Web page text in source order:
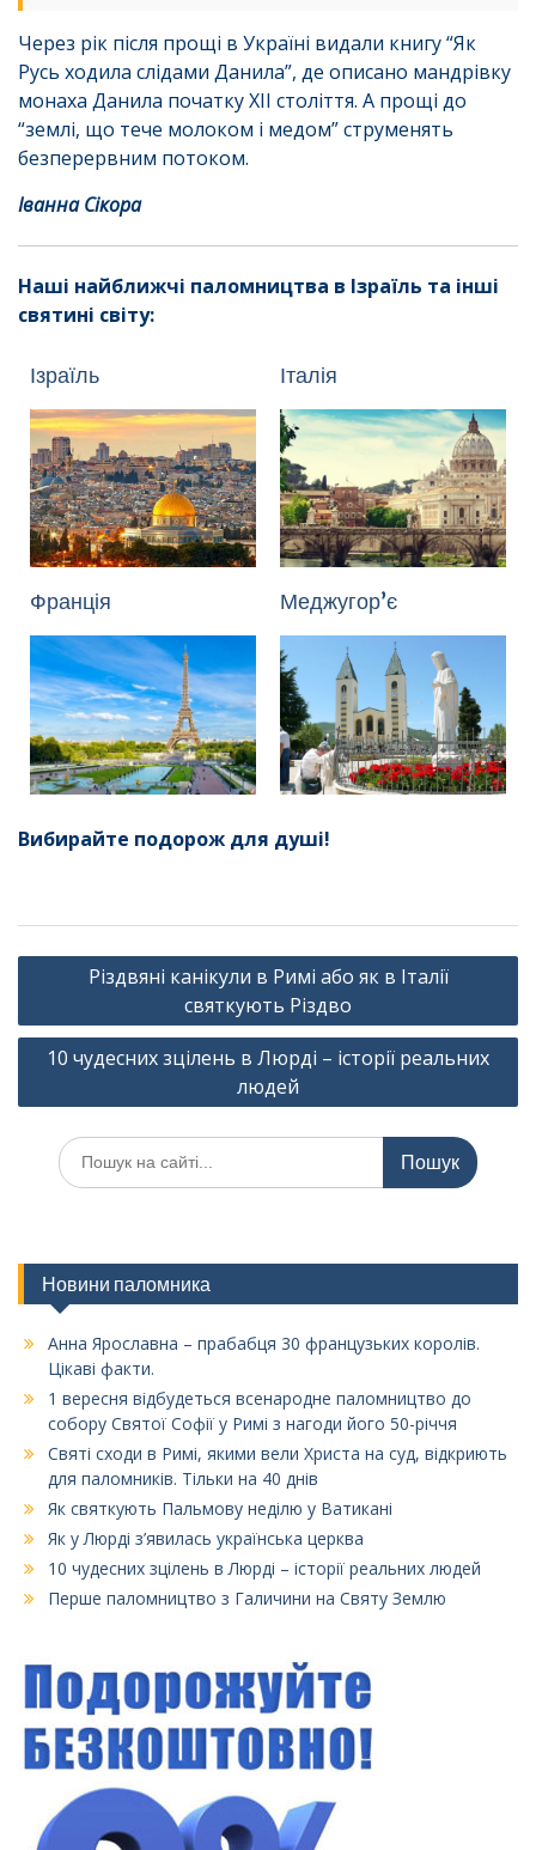
Через рік після прощі в Україні видали книгу “Як
Русь ходила слідами Данила”, де описано мандрівку
монаха Данила початку XII століття. А прощі до
“землі, що тече молоком і медом” струменять
безперервним потоком.
Іванна Сікора
Наші найближчі паломництва в Ізраїль та інші
святині світу:
Ізраїль Італія
Франція Меджугор’є
Вибирайте подорож для душі!
Навігація
Різдвяні канікули в Римі або як в Італії
святкують Різдво
10 чудесних зцілень в Люрді – історії реальних
людей
Шукати:
Новини паломника
Анна Ярославна – прабабця 30 французьких королів.
Цікаві факти.
1 вересня відбудеться всенародне паломництво до
собору Святої Софії у Римі з нагоди його 50-річчя
Святі сходи в Римі, якими вели Христа на суд, відкриють
для паломників. Тільки на 40 днів
Як святкують Пальмову неділю у Ватикані
Як у Люрді з’явилась українська церква
10 чудесних зцілень в Люрді – історії реальних людей
Перше паломництво з Галичини на Святу Землю